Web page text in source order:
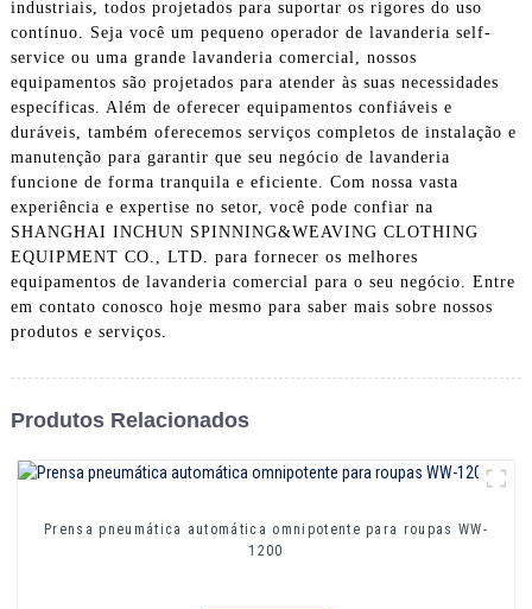
industriais, todos projetados para suportar os rigores do uso
contínuo. Seja você um pequeno operador de lavanderia self-
service ou uma grande lavanderia comercial, nossos
equipamentos são projetados para atender às suas necessidades
específicas. Além de oferecer equipamentos confiáveis ​​e
duráveis, também oferecemos serviços completos de instalação e
manutenção para garantir que seu negócio de lavanderia
funcione de forma tranquila e eficiente. Com nossa vasta
experiência e expertise no setor, você pode confiar na
SHANGHAI INCHUN SPINNING&WEAVING CLOTHING
EQUIPMENT CO., LTD. para fornecer os melhores
equipamentos de lavanderia comercial para o seu negócio. Entre
em contato conosco hoje mesmo para saber mais sobre nossos
produtos e serviços.
Produtos Relacionados
Prensa pneumática automática omnipotente para roupas WW-
1200